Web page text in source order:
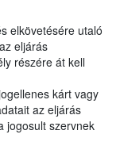
elkövetésére utaló
eljárás
részére át kell
kárt vagy
az eljárás
jogosult szervnek